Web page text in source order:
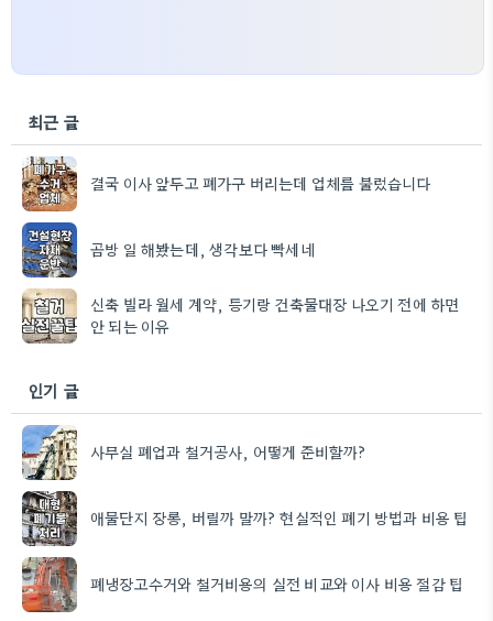
최근 글
결국 이사 앞두고 폐가구 버리는데 업체를 불렀습니다
곰방 일 해봤는데, 생각보다 빡세네
신축 빌라 월세 계약, 등기랑 건축물대장 나오기 전에 하면
안 되는 이유
인기 글
사무실 폐업과 철거공사, 어떻게 준비할까?
애물단지 장롱, 버릴까 말까? 현실적인 폐기 방법과 비용 팁
폐냉장고수거와 철거비용의 실전 비교와 이사 비용 절감 팁